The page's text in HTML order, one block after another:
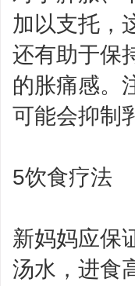
加以支托，
还有助于保
的胀痛感。
可能会抑制
5饮食疗法
新妈妈应保
汤水，进食